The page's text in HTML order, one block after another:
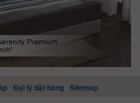
Đại lý đặt hàng Sitemap